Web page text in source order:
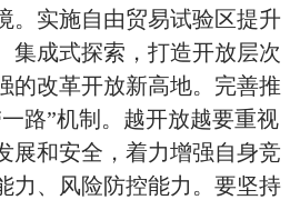
。实施自由贸易试验区提升
集成式探索，打造开放层次
的改革开放新高地。完善推
路”机制。越开放越要重视
展和安全，着力增强自身竞
力、风险防控能力。要坚持